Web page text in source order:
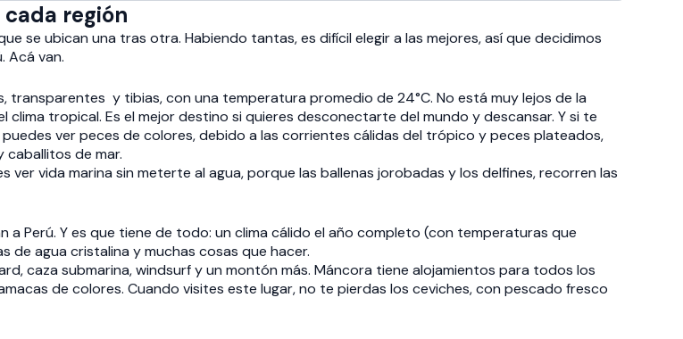
región
se ubican una tras otra. Habiendo tantas, es difícil elegir a las mejores, así que decidimos
Acá van.
transparentes y tibias, con una temperatura promedio de 24°C. No está muy lejos de la
tropical. Es el mejor destino si quieres desconectarte del mundo y descansar. Y si te
ver peces de colores, debido a las corrientes cálidas del trópico y peces plateados,
de mar.
vida marina sin meterte al agua, porque las ballenas jorobadas y los delfines, recorren las
Perú. Y es que tiene de todo: un clima cálido el año completo (con temperaturas que
de agua cristalina y muchas cosas que hacer.
caza submarina, windsurf y un montón más. Máncora tiene alojamientos para todos los
de colores. Cuando visites este lugar, no te pierdas los ceviches, con pescado fresco